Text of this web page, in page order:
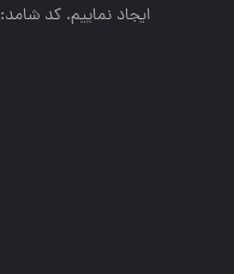
ايجاد نماييم. کد شامد: 1-1-756538-65-0-2